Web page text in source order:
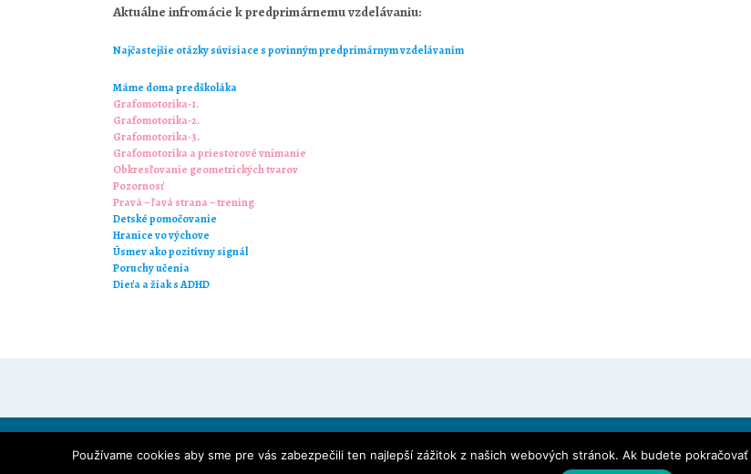
Aktuálne infromácie k predprimárnemu vzdelávaniu:
Najčastejšie otázky súvisiace s povinným predprimárnym vzdelávaním
Máme doma predškoláka
Grafomotorika-1.
Grafomotorika-2.
Grafomotorika-3.
Grafomotorika a priestorové vnímanie
Obkresľovanie geometrických tvarov
Pozornosť
Pravá – ľavá strana – trening
Detské pomočovanie
Hranice vo výchove
Úsmev ako pozitívny signál
Poruchy učenia
Dieťa a žiak s ADHD
Téma odOut the Box
Používame cookies aby sme pre vás zabezpečili ten najlepší zážitok z našich webových stránok. Ak budete